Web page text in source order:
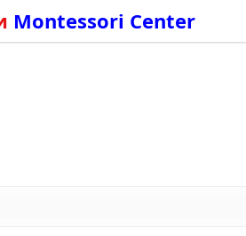
Montessori Center